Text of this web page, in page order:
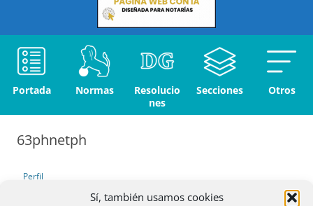
Sí, también usamos cookies
Portada Normas
Resolucio
nes
Secciones Otros
63phnetph
Perfil
Debates iniciados